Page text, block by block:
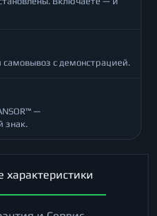
с демонстрацией.
—
знак.
характеристики